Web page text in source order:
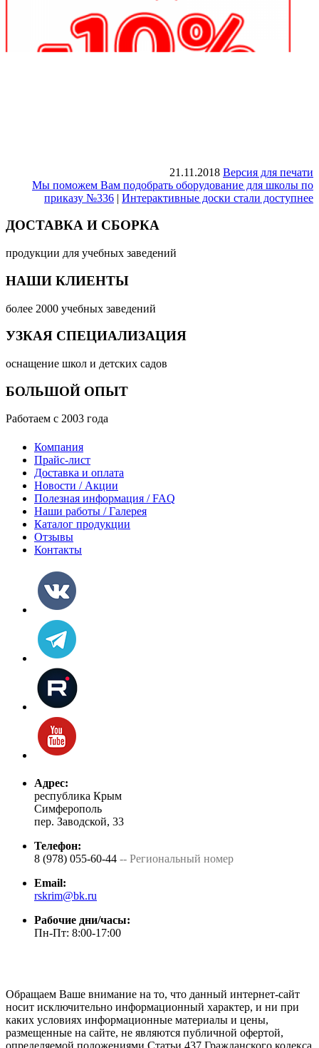
21.11.2018 Версия для печати
Мы поможем Вам подобрать оборудование для школы по
приказу №336 | Интерактивные доски стали доступнее
ДОСТАВКА И СБОРКА
продукции для учебных заведений
НАШИ КЛИЕНТЫ
более 2000 учебных заведений
УЗКАЯ СПЕЦИАЛИЗАЦИЯ
оснащение школ и детских садов
БОЛЬШОЙ ОПЫТ
Работаем с 2003 года
Компания
Прайс-лист
Доставка и оплата
Новости / Акции
Полезная информация / FAQ
Наши работы / Галерея
Каталог продукции
Отзывы
Контакты
Адрес:
республика Крым
Симферополь
пер. Заводской, 33
Телефон:
8 (978) 055-60-44 -- Региональный номер
Email:
rskrim@bk.ru
Рабочие дни/часы:
Пн-Пт: 8:00-17:00
Обращаем Ваше внимание на то, что данный интернет-сайт
носит исключительно информационный характер, и ни при
каких условиях информационные материалы и цены,
размещенные на сайте, не являются публичной офертой,
определяемой положениями Статьи 437 Гражданского кодекса